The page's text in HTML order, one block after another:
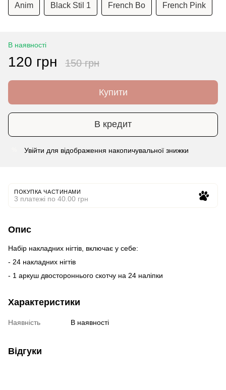
Anim Black Stil 1 French Bo French Pink
В наявності
120 грн 150 грн
Купити
В кредит
Увійти для відображення накопичувальної знижки
ПОКУПКА ЧАСТИНАМИ
3 платежі по 40.00 грн
Опис
Набір накладних нігтів, включає у себе:
- 24 накладних нігтів
- 1 аркуш двостороннього скотчу на 24 наліпки
Характеристики
Наявність В наявності
Відгуки